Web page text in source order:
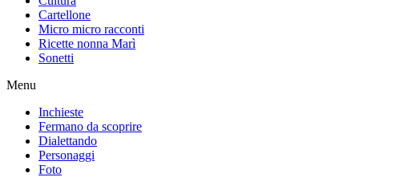
Cartellone
Micro micro racconti
Ricette nonna Marì
Sonetti
Menu
Inchieste
Fermano da scoprire
Dialettando
Personaggi
Foto